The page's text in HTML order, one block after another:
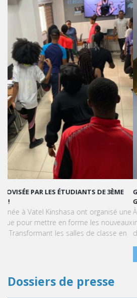
GRAND ORAL : TRANSFORMONS LE
GOURMAND !
À l'approche du Grand Oral, les
invités à transformer le stress en une
délicieuse qu'une création pâtissière.